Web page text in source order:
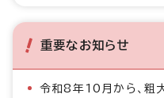
重要なお知らせ
令和8年10月から、粗